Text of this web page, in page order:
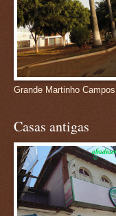
Grande Martinho Campos
Casas antigas